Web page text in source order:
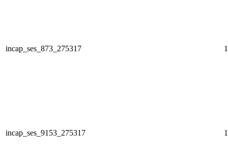
incap_ses_873_275317
incap_ses_9153_275317